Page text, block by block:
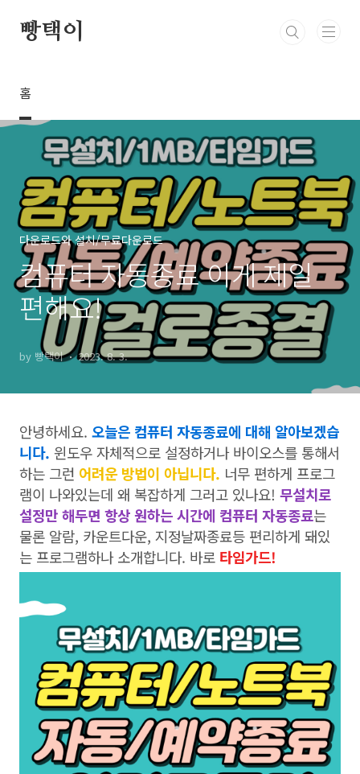
빵택이
홈
다운로드와 설치/무료다운로드
컴퓨터 자동종료 이게 제일
편해요!
by 빵택이 2023. 8. 3.
안녕하세요. 오늘은 컴퓨터 자동종료에 대해 알아보겠습
니다. 윈도우 자체적으로 설정하거나 바이오스를 통해서
하는 그런 어려운 방법이 아닙니다. 너무 편하게 프로그
램이 나와있는데 왜 복잡하게 그러고 있나요! 무설치로
설정만 해두면 항상 원하는 시간에 컴퓨터 자동종료는
물론 알람, 카운트다운, 지정날짜종료등 편리하게 돼있
는 프로그램하나 소개합니다. 바로 타임가드!